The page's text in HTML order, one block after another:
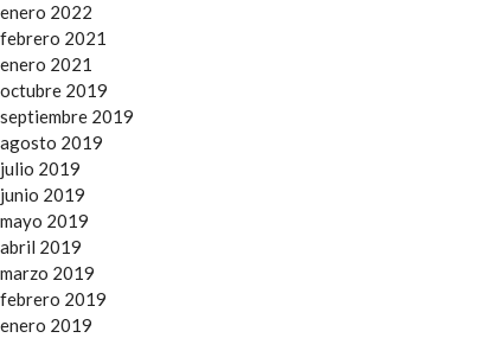
enero 2022
febrero 2021
enero 2021
octubre 2019
septiembre 2019
agosto 2019
julio 2019
junio 2019
mayo 2019
abril 2019
marzo 2019
febrero 2019
enero 2019